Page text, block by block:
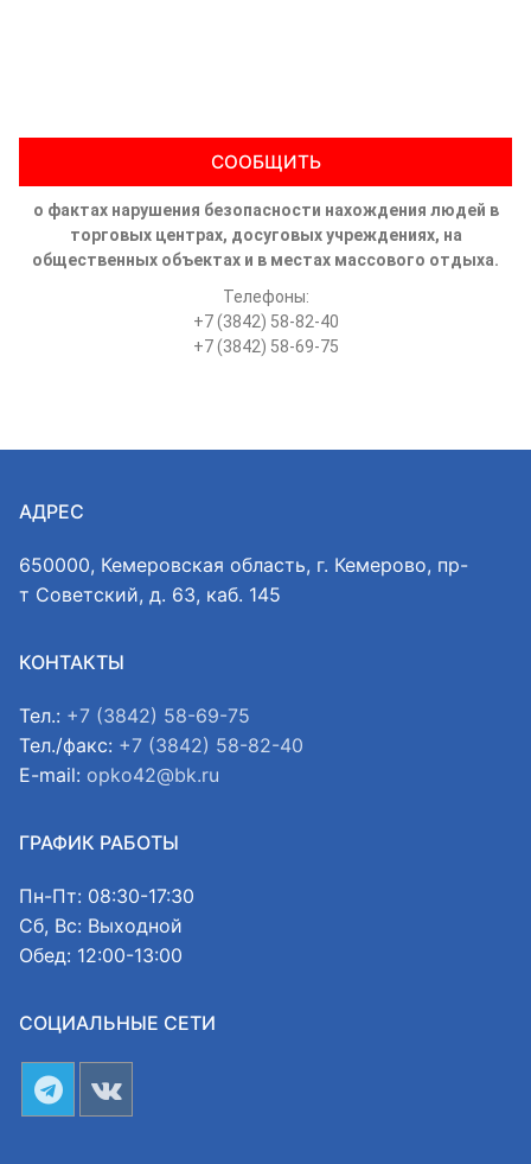
СООБЩИТЬ
о фактах нарушения безопасности нахождения людей в
торговых центрах, досуговых учреждениях, на
общественных объектах и в местах массового отдыха.
Телефоны:
+7 (3842) 58-82-40
+7 (3842) 58-69-75
АДРЕС
650000, Кемеровская область, г. Кемерово, пр-
т Советский, д. 63, каб. 145
КОНТАКТЫ
Тел.: +7 (3842) 58-69-75
Тел./факс: +7 (3842) 58-82-40
E-mail: opko42@bk.ru
ГРАФИК РАБОТЫ
Пн-Пт: 08:30-17:30
Сб, Вс: Выходной
Обед: 12:00-13:00
СОЦИАЛЬНЫЕ СЕТИ